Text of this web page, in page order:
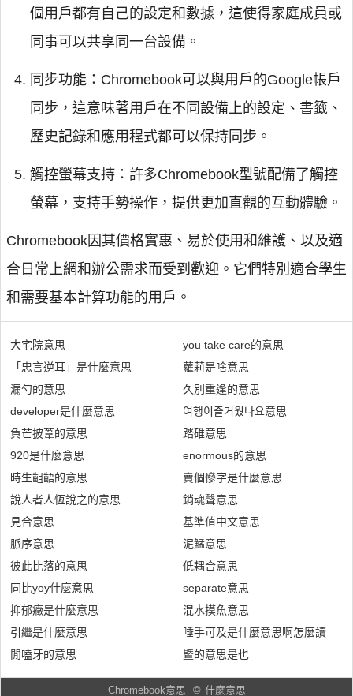
個用戶都有自己的設定和數據，這使得家庭成員或
同事可以共享同一台設備。
同步功能：Chromebook可以與用戶的Google帳戶
同步，這意味著用戶在不同設備上的設定、書籤、
歷史記錄和應用程式都可以保持同步。
觸控螢幕支持：許多Chromebook型號配備了觸控
螢幕，支持手勢操作，提供更加直觀的互動體驗。
Chromebook因其價格實惠、易於使用和維護、以及適
合日常上網和辦公需求而受到歡迎。它們特別適合學生
和需要基本計算功能的用戶。
大宅院意思
「忠言逆耳」是什麼意思
漏勺的意思
developer是什麼意思
負芒披葦的意思
920是什麼意思
時生齟齬的意思
說人者人恆說之的意思
見合意思
脈序意思
彼此比落的意思
同比yoy什麼意思
抑郁癥是什麼意思
引繼是什麼意思
閒嗑牙的意思
you take care的意思
蘿莉是啥意思
久別重逢的意思
여행이즐거웠나요意思
踏碓意思
enormous的意思
賣個慘字是什麼意思
銷魂聲意思
基準值中文意思
泥鯭意思
低耦合意思
separate意思
混水摸魚意思
唾手可及是什麼意思啊怎麼讀
暨的意思是也
Chromebook意思 © 什麼意思